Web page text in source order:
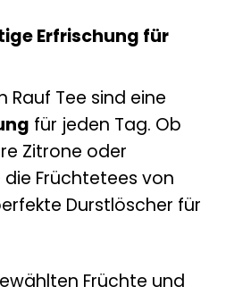
Erfrischung für
Rauf Tee sind eine
für jeden Tag. Ob
Zitrone oder
Früchtetees von
Durstlöscher für
Früchte und